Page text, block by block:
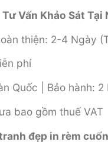
Vấn Khảo Sát Tại
thiện: 2-4 Ngày
phí
Quốc | Bảo hành: 2
bao gồm thuế VAT
đẹp in rèm cuốn